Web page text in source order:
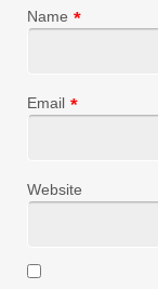
Name *
Email *
Website